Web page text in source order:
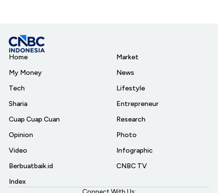
Home
My Money
Tech
Sharia
Cuap Cuap Cuan
Opinion
Video
Berbuatbaik.id
Index
Market
News
Lifestyle
Entrepreneur
Research
Photo
Infographic
CNBC TV